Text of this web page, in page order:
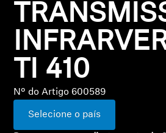
Explorar
Sobre nós
Tecnologia
Espaço Sonoro
TI 410
Nº do Artigo 600589
Selecione o país